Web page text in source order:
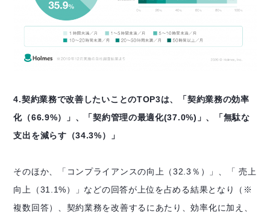
4.契約業務で改善したいことのTOP3は、「契約業務の効率
化（66.9%）」、「契約管理の最適化(37.0%)」、「無駄な
支出を減らす（34.3%）」
そのほか、「コンプライアンスの向上（32.3％）」
「 売上
向上（31.1%）」などの回答が上位を占める結果となり
（※
複数回答）、 契約業務を改善するにあたり、効率化に加え、